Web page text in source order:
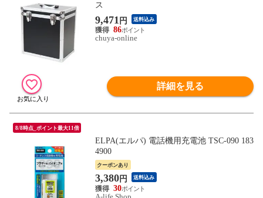
ス
9,471 円 送料込み
86
chuya-online
詳細を見る
8/8時点_ポイント最大11倍
ELPA(エルパ) 電話機用充電池 TSC-090 183
4900
クーポンあり
3,380円 送料込み
30